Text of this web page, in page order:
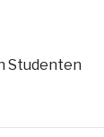
Studenten